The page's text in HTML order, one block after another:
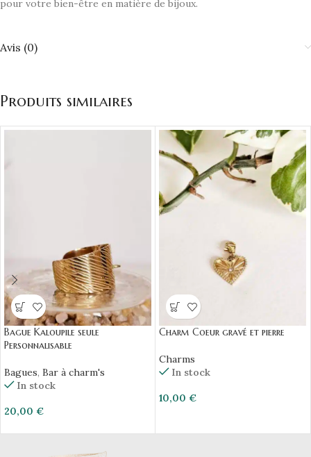
pour votre bien-être en matière de bijoux.
Avis (0)
Produits similaires
Bague Kaloupile seule
Personnalisable
Bagues, Bar à charm's
In stock
20,00 €
Charm Coeur gravé et pierre
Charms
In stock
10,00 €